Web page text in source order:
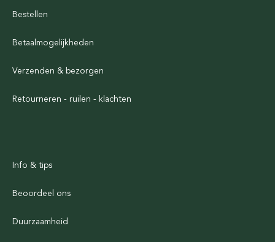
Bestellen
Betaalmogelijkheden
Verzenden & bezorgen
Retourneren - ruilen - klachten
Info & tips
Beoordeel ons
Duurzaamheid